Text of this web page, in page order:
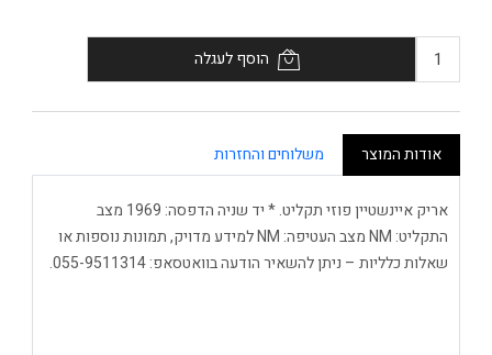
הוסף לעגלה
אודות המוצר משלוחים והחזרות
אריק איינשטיין פוזי תקליט. * יד שניה הדפסה: 1969 מצב
התקליט: NM מצב העטיפה: NM למידע מדויק, תמונות נוספות או
שאלות כלליות – ניתן להשאיר הודעה בוואטסאפ: 055-9511314.